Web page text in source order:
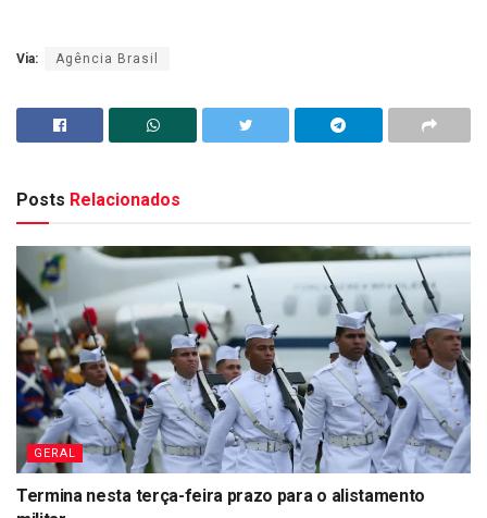
Via: Agência Brasil
Posts Relacionados
GERAL
Termina nesta terça-feira prazo para o alistamento